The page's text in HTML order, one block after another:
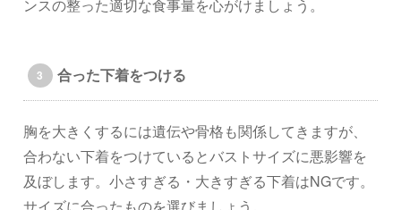
ンスの整った適切な食事量を心がけましょう。
合った下着をつける
胸を大きくするには遺伝や骨格も関係してきますが、
合わない下着をつけているとバストサイズに悪影響を
及ぼします。小さすぎる・大きすぎる下着はNGです。